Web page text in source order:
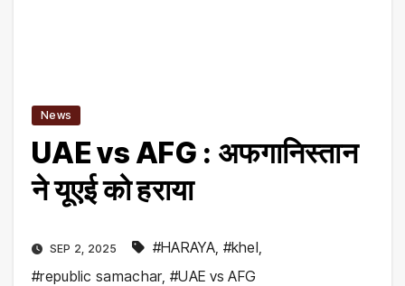
News
UAE vs AFG : अफगानिस्‍तान
ने यूएई को हराया
SEP 2, 2025 #HARAYA, #khel
#republic samachar,#UAE vs AFG